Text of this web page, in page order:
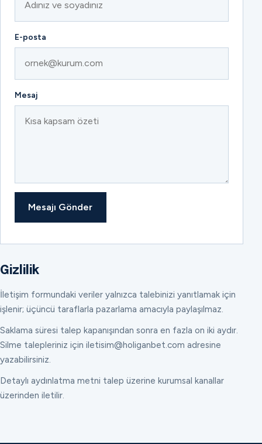
E-posta
Mesaj
Mesajı Gönder
Gizlilik
İletişim formundaki veriler yalnızca talebinizi yanıtlamak için
işlenir; üçüncü taraflarla pazarlama amacıyla paylaşılmaz.
Saklama süresi talep kapanışından sonra en fazla on iki aydır.
Silme talepleriniz için iletisim@holiganbet.com adresine
yazabilirsiniz.
Detaylı aydınlatma metni talep üzerine kurumsal kanallar
üzerinden iletilir.